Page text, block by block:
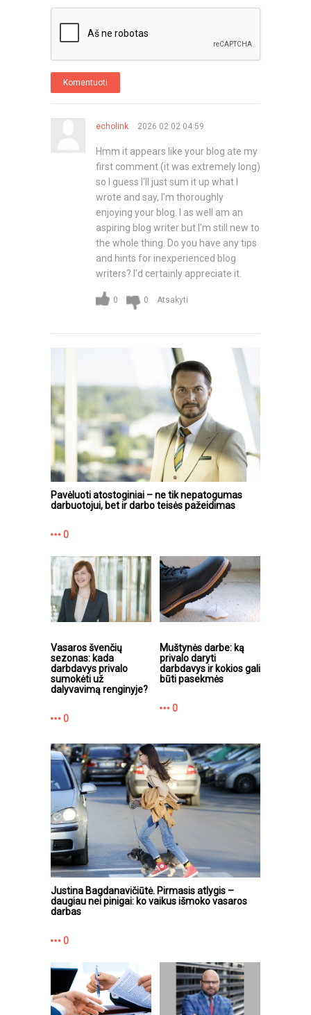
Komentuoti
echolink 2026 02 02 04:59
Hmm it appears like your blog ate my
first comment (it was extremely long)
so I guess I'll just sum it up what I
wrote and say, I'm thoroughly
enjoying your blog. I as well am an
aspiring blog writer but I'm still new to
the whole thing. Do you have any tips
and hints for inexperienced blog
writers? I'd certainly appreciate it.
0 0 Atsakyti
Pavėluoti atostoginiai – ne tik nepatogumas
darbuotojui, bet ir darbo teisės pažeidimas
0
Vasaros švenčių
sezonas: kada
darbdavys privalo
sumokėti už
dalyvavimą renginyje?
0
Muštynės darbe: ką
privalo daryti
darbdavys ir kokios gali
būti pasekmės
0
Justina Bagdanavičiūtė. Pirmasis atlygis –
daugiau nei pinigai: ko vaikus išmoko vasaros
darbas
0